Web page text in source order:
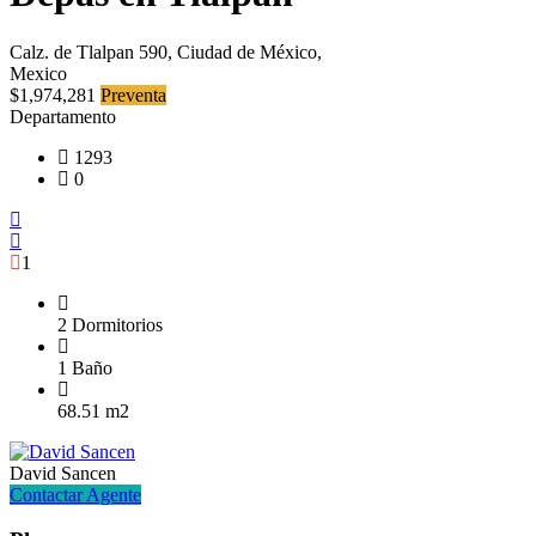
Calz. de Tlalpan 590, Ciudad de México,
Mexico
$1,974,281 Preventa
Departamento
1293
0
1
2 Dormitorios
1 Baño
68.51 m2
David Sancen
Contactar Agente